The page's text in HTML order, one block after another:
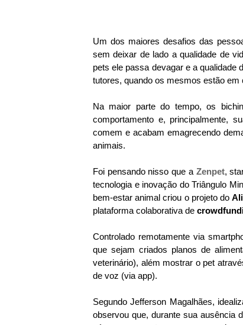
Um dos maiores desafios das
sem deixar de lado a qualidade de
pets ele passa devagar e a
tutores, quando os mesmos estão em
Na maior parte do tempo, os
comportamento e, principalmente,
comem e acabam emagrecendo
animais.
Foi pensando nisso que a Zenpet,
tecnologia e inovação do Triângulo
bem-estar animal criou o projeto do
plataforma colaborativa de
Controlado remotamente via
que sejam criados planos de
veterinário), além mostrar o pet
de voz (via app).
Segundo Jefferson Magalhães,
observou que, durante sua ausência